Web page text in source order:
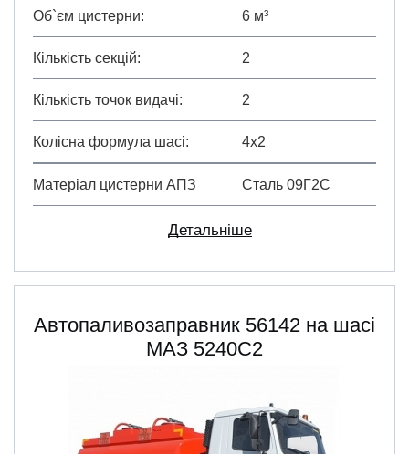
Об`єм цистерни 6 м³
Кількість секцій 2
Кількість точок видачі 2
Колісна формула шасі 4х2
Матеріал цистерни АПЗ Сталь 09Г2С
Детальніше
Автопаливозаправник 56142 на шасі
МАЗ 5240С2